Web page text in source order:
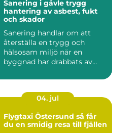
Sanering i gävle trygg
hantering av asbest, fukt
och skador
Sanering handlar om att
återställa en trygg och
hälsosam miljö när en
byggnad har drabbats av
04. jul
Flygtaxi Östersund så får
du en smidig resa till fjällen